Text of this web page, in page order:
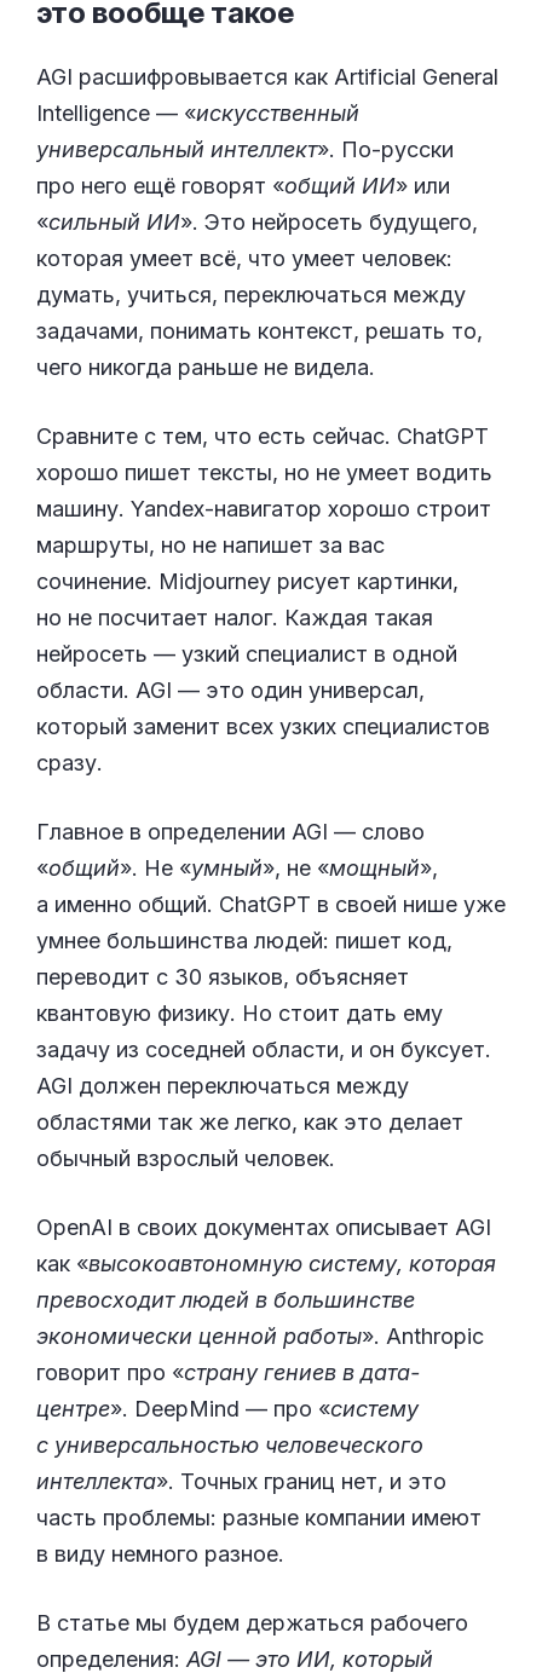
это вообще такое
AGI расшифровывается как Artificial General
Intelligence — «искусственный
универсальный интеллект». По-русски
про него ещё говорят «общий ИИ» или
«сильный ИИ». Это нейросеть будущего,
которая умеет всё, что умеет человек:
думать, учиться, переключаться между
задачами, понимать контекст, решать то,
чего никогда раньше не видела.
Сравните с тем, что есть сейчас. ChatGPT
хорошо пишет тексты, но не умеет водить
машину. Yandex-навигатор хорошо строит
маршруты, но не напишет за вас
сочинение. Midjourney рисует картинки,
но не посчитает налог. Каждая такая
нейросеть — узкий специалист в одной
области. AGI — это один универсал,
который заменит всех узких специалистов
сразу.
Главное в определении AGI — слово
«общий». Не «умный», не «мощный»,
а именно общий. ChatGPT в своей нише уже
умнее большинства людей: пишет код,
переводит с 30 языков, объясняет
квантовую физику. Но стоит дать ему
задачу из соседней области, и он буксует.
AGI должен переключаться между
областями так же легко, как это делает
обычный взрослый человек.
OpenAI в своих документах описывает AGI
как «высокоавтономную систему, которая
превосходит людей в большинстве
экономически ценной работы». Anthropic
говорит про «страну гениев в дата-
центре». DeepMind — про «систему
с универсальностью человеческого
интеллекта». Точных границ нет, и это
часть проблемы: разные компании имеют
в виду немного разное.
В статье мы будем держаться рабочего
определения: AGI — это ИИ, который